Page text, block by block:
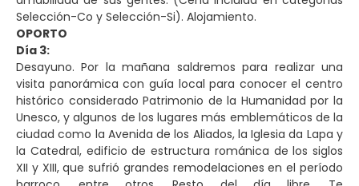
Selección-Co y Selección-Si). Alojamiento.
OPORTO
Día 3:
Desayuno. Por la mañana saldremos para realizar una
visita panorámica con guía local para conocer el centro
histórico considerado Patrimonio de la Humanidad por la
Unesco, y algunos de los lugares más emblemáticos de la
ciudad como la Avenida de los Aliados, la Iglesia da Lapa y
la Catedral, edificio de estructura románica de los siglos
XII y XIII, que sufrió grandes remodelaciones en el período